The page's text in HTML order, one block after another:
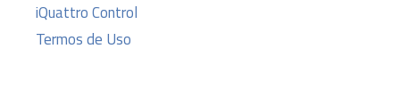
iQuattro Control
Termos de Uso